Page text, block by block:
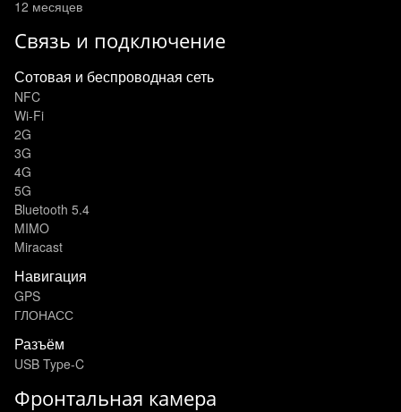
12 месяцев
Связь и подключение
Сотовая и беспроводная сеть
NFC
Wi-Fi
2G
3G
4G
5G
Bluetooth 5.4
MIMO
Miracast
Навигация
GPS
ГЛОНАСС
Разъём
USB Type-C
Фронтальная камера